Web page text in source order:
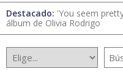
Destacado: 'You seem
álbum de Olivia Rodrigo